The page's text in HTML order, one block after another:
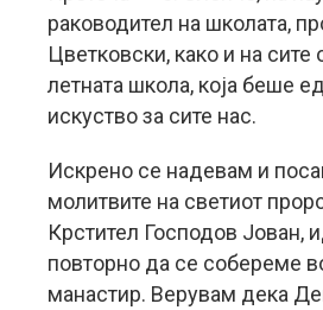
раководител на школата,
Цветковски, како и на сите
летната школа, која беше
искуство за сите нас.
Искрено се надевам и
молитвите на светиот
Крстител Господов Јован,
повторно да се собереме
манастир. Верувам дека